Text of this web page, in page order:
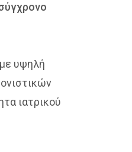
υψηλή
ιατρικού